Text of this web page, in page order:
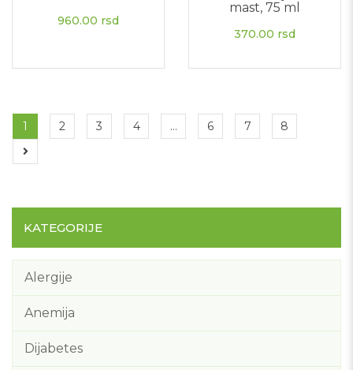
960.00 rsd
mast, 75 ml
370.00 rsd
1 2 3 4 … 6 7 8
KATEGORIJE
Alergije
Anemija
Dijabetes